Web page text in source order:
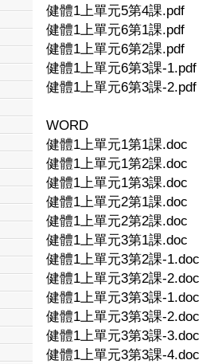
健體1上單元5第4課.pdf
健體1上單元6第1課.pdf
健體1上單元6第2課.pdf
健體1上單元6第3課-1.pdf
健體1上單元6第3課-2.pdf
WORD
健體1上單元1第1課.doc
健體1上單元1第2課.doc
健體1上單元1第3課.doc
健體1上單元2第1課.doc
健體1上單元2第2課.doc
健體1上單元3第1課.doc
健體1上單元3第2課-1.doc
健體1上單元3第2課-2.doc
健體1上單元3第3課-1.doc
健體1上單元3第3課-2.doc
健體1上單元3第3課-3.doc
健體1上單元3第3課-4.doc